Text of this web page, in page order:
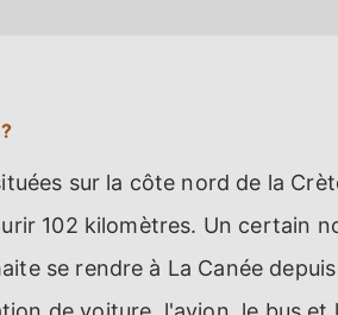
sur la côte nord de la
102 kilomètres. Un certain
se rendre à La Canée